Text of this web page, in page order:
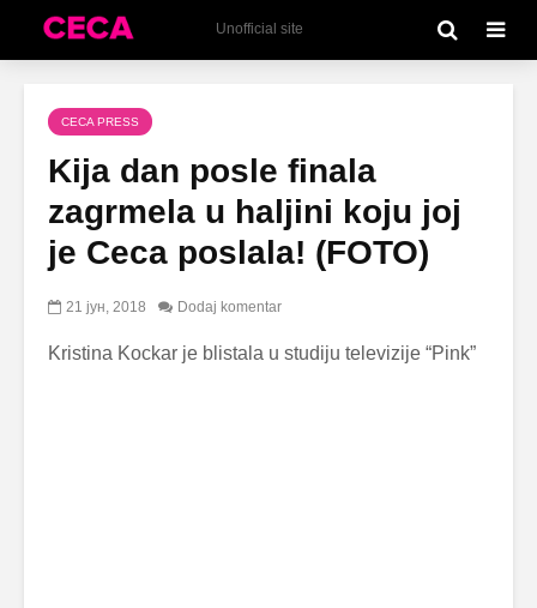
Unofficial site
CECA PRESS
Kija dan posle finala
zagrmela u haljini koju joj
je Ceca poslala! (FOTO)
21 јун, 2018 Dodaj komentar
Kristina Kockar je blistala u studiju televizije “Pink”